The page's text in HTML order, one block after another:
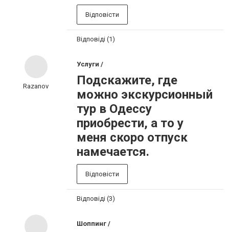
Відповісти
Відповіді (1)
Razanov
Услуги /
Подскажите, где
можно экскурсионный
тур в Одессу
приобрести, а то у
меня скоро отпуск
намечается.
Відповісти
Відповіді (3)
Шоппинг /